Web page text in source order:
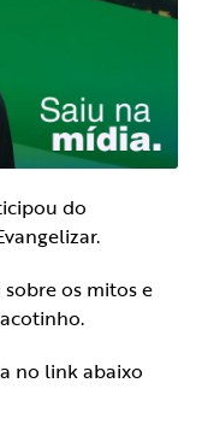
do
os mitos e
no link abaixo